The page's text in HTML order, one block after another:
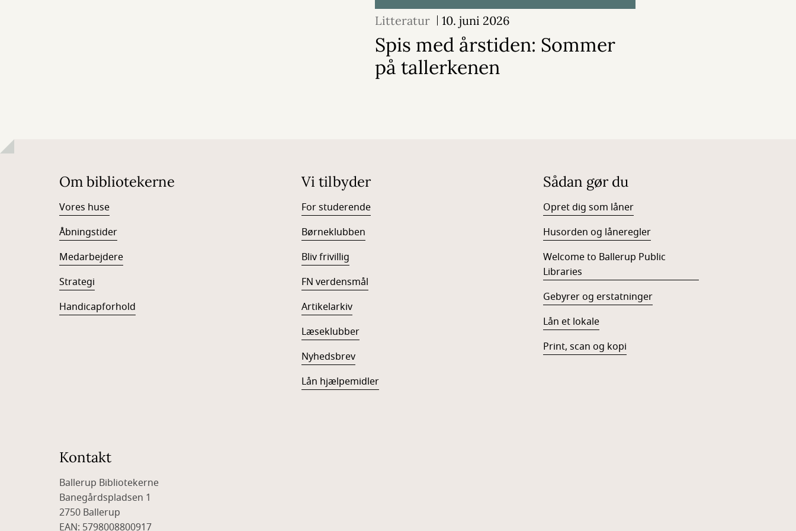
Litteratur 10. juni 2026
Spis med årstiden: Sommer
på tallerkenen
Om bibliotekerne
Vores huse
Åbningstider
Medarbejdere
Strategi
Handicapforhold
Vi tilbyder
For studerende
Børneklubben
Bliv frivillig
FN verdensmål
Artikelarkiv
Læseklubber
Nyhedsbrev
Lån hjælpemidler
Sådan gør du
Opret dig som låner
Husorden og låneregler
Welcome to Ballerup Public
Libraries
Gebyrer og erstatninger
Lån et lokale
Print, scan og kopi
Kontakt
Ballerup Bibliotekerne
Banegårdspladsen 1
2750 Ballerup
EAN: 5798008800917